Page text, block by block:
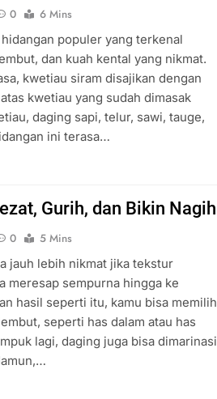
0
6 Mins
populer yang terkenal
dan kuah kental yang nikmat.
kwetiau siram disajikan dengan
kwetiau yang sudah dimasak
daging sapi, telur, sawi, tauge,
ini terasa…
Gurih, dan Bikin Nagih
0
5 Mins
jauh lebih nikmat jika tekstur
meresap sempurna hingga ke
hasil seperti itu, kamu bisa memilih
seperti has dalam atau has
lagi, daging juga bisa dimarinasi